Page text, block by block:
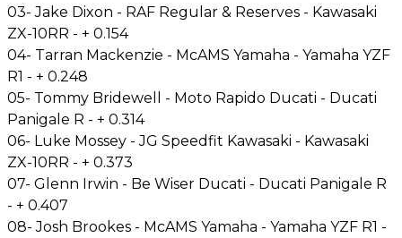
03- Jake Dixon - RAF Regular & Reserves - Kawasaki
ZX-10RR - + 0.154
04- Tarran Mackenzie - McAMS Yamaha - Yamaha YZF
R1 - + 0.248
05- Tommy Bridewell - Moto Rapido Ducati - Ducati
Panigale R - + 0.314
06- Luke Mossey - JG Speedfit Kawasaki - Kawasaki
ZX-10RR - + 0.373
07- Glenn Irwin - Be Wiser Ducati - Ducati Panigale R
- + 0.407
08- Josh Brookes - McAMS Yamaha - Yamaha YZF R1 -